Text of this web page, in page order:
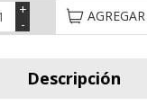
-
+
Descripción